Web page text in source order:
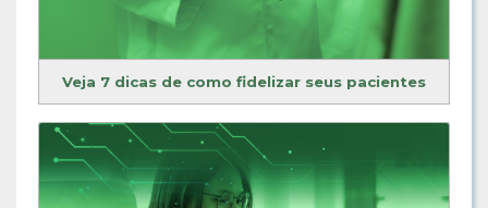
Veja 7 dicas de como fidelizar seus pacientes